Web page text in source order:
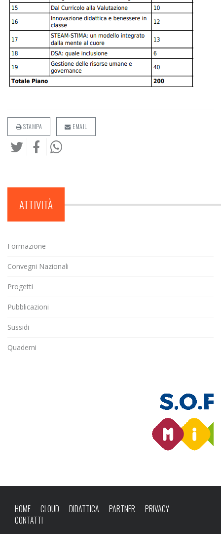
STAMPA EMAIL
ATTIVITÀ
Formazione
Convegni Nazionali
Progetti
Pubblicazioni
Sussidi
Quaderni
HOME CLOUD DIDATTICA PARTNER
PRIVACY
CONTATTI